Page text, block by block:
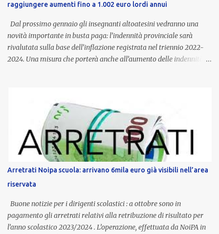
raggiungere aumenti fino a 1.002 euro lordi annui
Dal prossimo gennaio gli insegnanti altoatesini vedranno una
novità importante in busta paga: l’indennità provinciale sarà
rivalutata sulla base dell’inflazione registrata nel triennio 2022-
2024. Una misura che porterà anche all’aumento delle indennità di
dedicato alle donne vittime di violenza di genere, in linea con la
normativa nazionale e con l’obiettivo di offrire maggiore tutela e
supporto in situazioni delicate. L’indennità provinciale per i docenti
è un unicum in Italia: si tratta di una misura esclusiva della
Provincia autonoma di Bolzano, che integra in maniera stabile lo
stipendio nazionale grazie alle prerogative garantite
dall’autonomia locale. Non è un bonus temporaneo né un
compenso accessorio, ma una voce strutturale di retribuzione,
aggiornata periodicamente in base al cost...
Arretrati Noipa scuola: arrivano 6mila euro già visibili nell’area
riservata
Buone notizie per i dirigenti scolastici : a ottobre sono in
pagamento gli arretrati relativi alla retribuzione di risultato per
l’anno scolastico 2023/2024 . L’operazione, effettuata da NoiPA in